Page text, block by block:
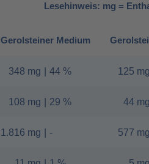
Lesehinweis: mg =
Gerolsteiner Medium
348 mg 44 %
108 mg 29 %
1.816 mg -
125 mg
44 mg
577 mg